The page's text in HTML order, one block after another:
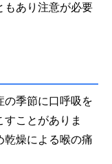
もあり注意が必要
の季節に口呼吸を
ことがありま
乾燥による喉の痛